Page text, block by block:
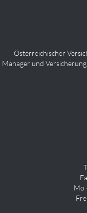
Österreichischer
Manager und
Mo